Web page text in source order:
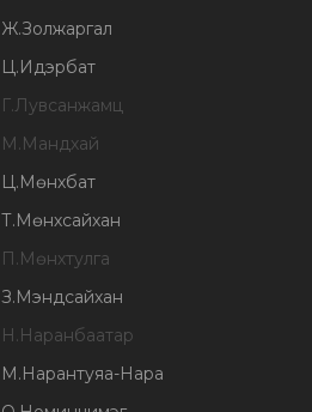
Ж.Золжаргал
Ц.Идэрбат
Г.Лувсанжамц
М.Мандхай
Ц.Мөнхбат
Т.Мөнхсайхан
П.Мөнхтулга
З.Мэндсайхан
Н.Наранбаатар
М.Нарантуяа-Нара